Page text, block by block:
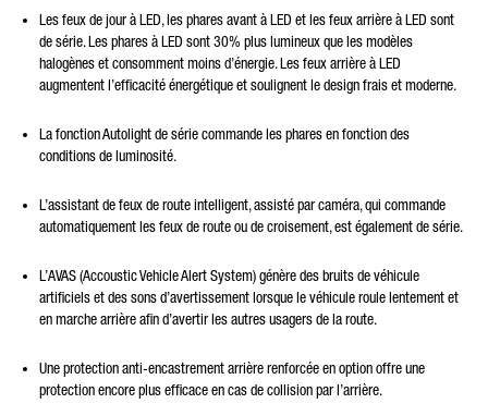
Les feux de jour à LED, les phares avant à LED et les feux arrière à LED sont
de série. Les phares à LED sont 30% plus lumineux que les modèles
halogènes et consomment moins d’énergie. Les feux arrière à LED
augmentent l’efficacité énergétique et soulignent le design frais et moderne.
La fonction Autolight de série commande les phares en fonction des
conditions de luminosité.
L’assistant de feux de route intelligent, assisté par caméra, qui commande
automatiquement les feux de route ou de croisement, est également de série.
L’AVAS (Accoustic Vehicle Alert System) génère des bruits de véhicule
artificiels et des sons d’avertissement lorsque le véhicule roule lentement et
en marche arrière afin d’avertir les autres usagers de la route.
Une protection anti-encastrement arrière renforcée en option offre une
protection encore plus efficace en cas de collision par l’arrière.